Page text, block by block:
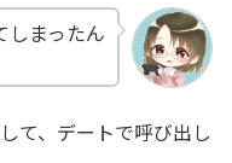
しまったん
て、デートで呼び出し